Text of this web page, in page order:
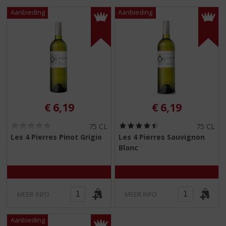
p
n
a
a
e
€ 6,19
,
5
75 CL
Les 4 Pierres Pinot Grigio
MEER INFO
€ 6,19
,
5
75 CL
Les 4 Pierres Sauvignon
Blanc
MEER INFO